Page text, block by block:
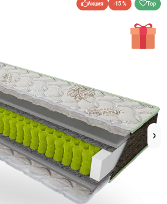
Акция -15 % Top